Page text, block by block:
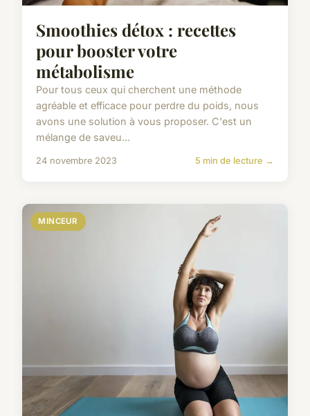
Smoothies détox : recettes
pour booster votre
métabolisme
Pour tous ceux qui cherchent une méthode
agréable et efficace pour perdre du poids, nous
avons une solution à vous proposer. C'est un
mélange de saveu...
24 novembre 2023 5 min de lecture →
MINCEUR